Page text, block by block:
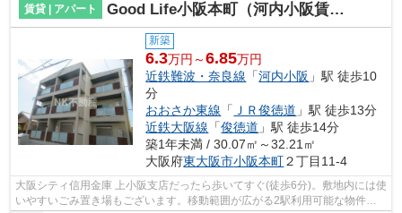
賃貸 | アパート Good Life小阪本町（河内小阪賃貸）
新築
6.3万円～6.85万円
近鉄難波・奈良線 「河内小阪 」駅 徒歩10
分
おおさか東線 「 ＪＲ俊徳道 」駅 徒歩13分
近鉄大阪線 「俊徳道 」駅 徒歩14分
築1年未満 / 30.07㎡～32.21㎡
大阪府東大阪市小阪本町２丁目11-4
大阪シティ信用金庫 上小阪支店だったら歩いてすぐ(徒歩6分)。敷地内には使
いやすいごみ置き場もございます。移動範囲が広がる2駅利用可能な物件で